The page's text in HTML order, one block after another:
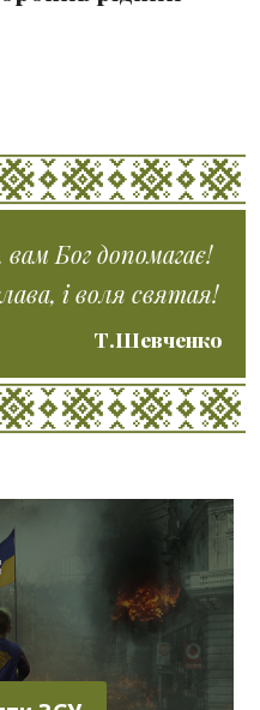
Бог допомагає!
і воля святая!
Т.Шевченко